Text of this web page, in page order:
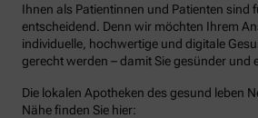
Ihnen als Patientinnen und Patienten sind
entscheidend. Denn wir möchten Ihrem
individuelle, hochwertige und digitale
gerecht werden – damit Sie gesünder und
Die lokalen Apotheken des gesund leben
Nähe finden Sie hier: